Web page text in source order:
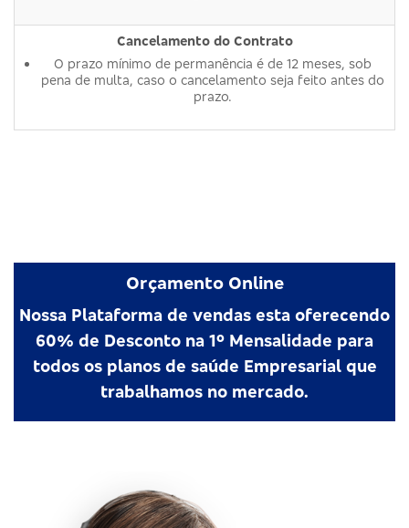
Cancelamento do Contrato
O prazo mínimo de permanência é de 12 meses, sob
pena de multa, caso o cancelamento seja feito antes do
prazo.
Orçamento Online
Nossa Plataforma de vendas esta oferecendo
60% de Desconto na 1º Mensalidade para
todos os planos de saúde Empresarial que
trabalhamos no mercado.